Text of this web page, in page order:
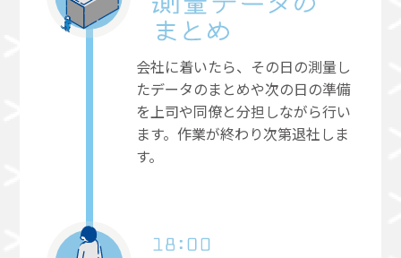
会社に着いたら、その日の測量し
たデータのまとめや次の日の準備
を上司や同僚と分担しながら行い
ます。作業が終わり次第退社しま
す。